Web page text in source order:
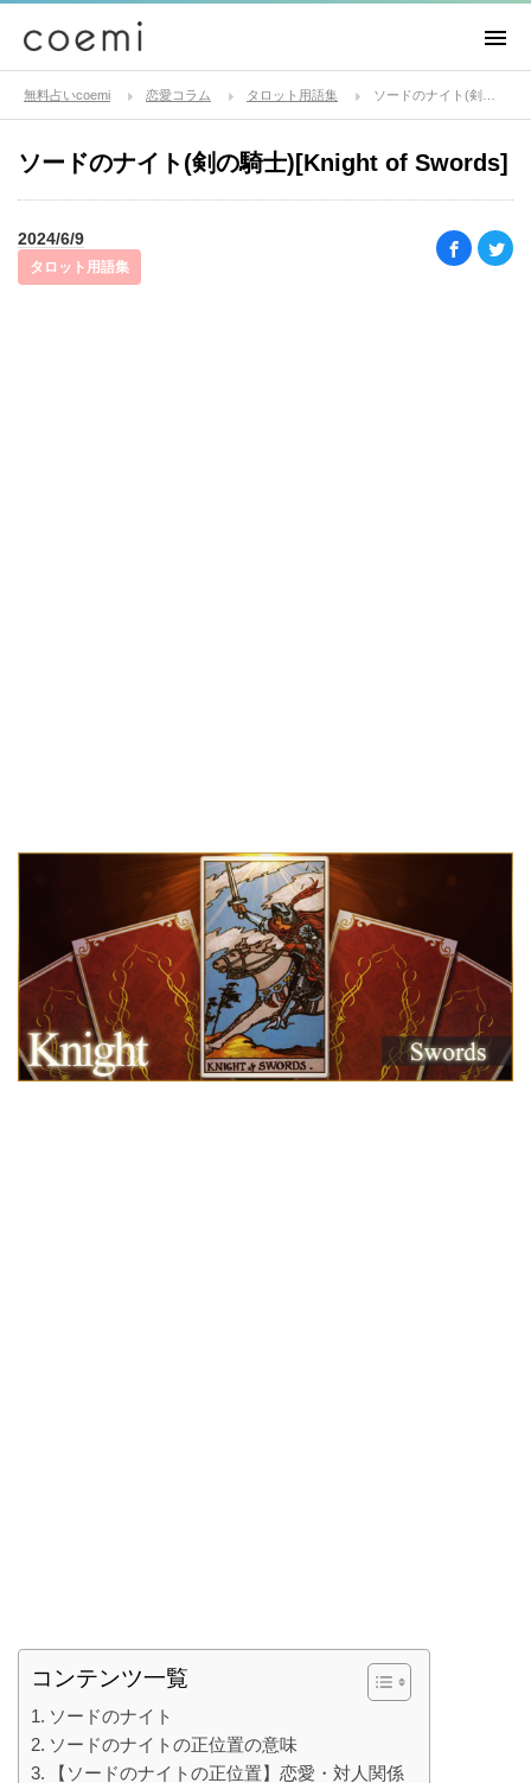
無料占いcoemi 恋愛コラム タロット用語集
ソードのナイト(剣の騎士)[Knight of Swords]
2024/6/9
タロット用語集
コンテンツ一覧
ソードのナイト
ソードのナイトの正位置の意味
【ソードのナイトの正位置】恋愛・対人関係